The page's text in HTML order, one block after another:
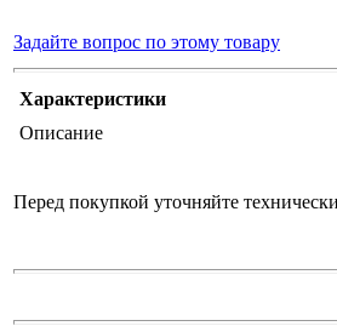
Задайте вопрос по этому товару
Характеристики
Описание
Перед покупкой уточняйте